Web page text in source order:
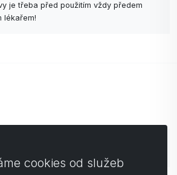
je třeba před použitím vždy předem
lékařem!
cookies od služeb